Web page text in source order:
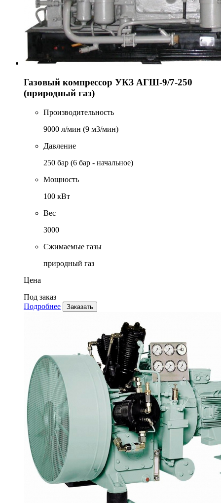
Газовый компрессор УКЗ АГШ-9/7-250
(природный газ)
Производительность
9000 л/мин (9 м3/мин)
Давление
250 бар (6 бар - начальное)
Мощность
100 кВт
Вес
3000
Сжимаемые газы
природный газ
Цена
Под заказ
Подробнее
Заказать